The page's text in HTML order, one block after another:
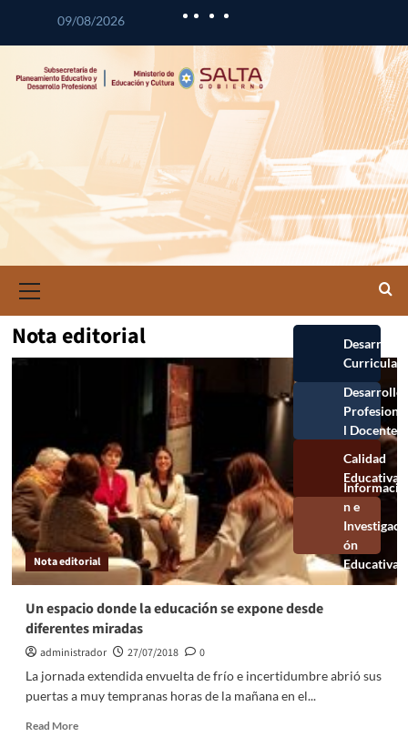
09/08/2026
Nota editorial
Nota editorial
Un espacio donde la educación se expone desde
diferentes miradas
administrador 27/07/2018
0
La jornada extendida envuelta de frío e incertidumbre abrió sus
puertas a muy tempranas horas de la mañana en el...
Read More
Desarrollo
Curricular
Desarrollo
Profesional
Docente
Calidad
Educativa
Información e
Investigación
Educativa